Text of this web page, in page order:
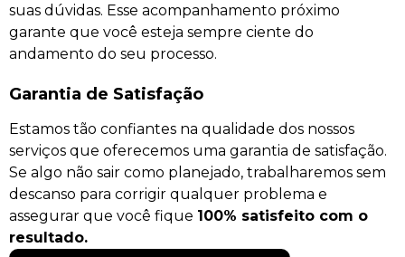
suas dúvidas. Esse acompanhamento próximo
garante que você esteja sempre ciente do
andamento do seu processo.
Garantia de Satisfação
Estamos tão confiantes na qualidade dos nossos
serviços que oferecemos uma garantia de satisfação.
Se algo não sair como planejado, trabalharemos sem
descanso para corrigir qualquer problema e
assegurar que você fique 100% satisfeito com o
resultado.